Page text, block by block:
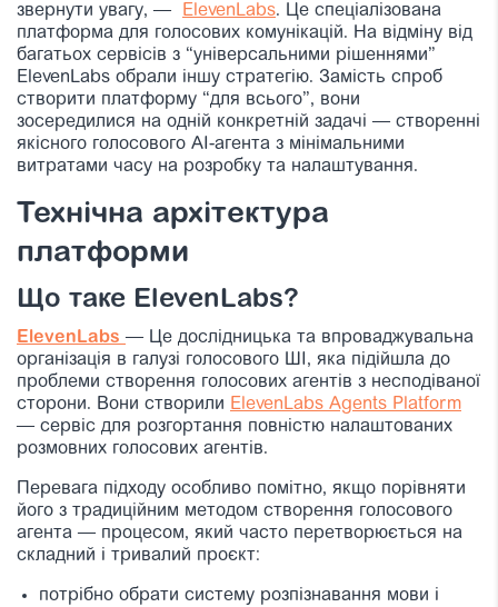
звернути увагу, — ElevenLabs. Це спеціалізована
платформа для голосових комунікацій. На відміну від
багатьох сервісів з “універсальними рішеннями”
ElevenLabs обрали іншу стратегію. Замість спроб
створити платформу “для всього”, вони
зосередилися на одній конкретній задачі — створенні
якісного голосового AI-агента з мінімальними
витратами часу на розробку та налаштування.
Технічна архітектура
платформи
Що таке ElevenLabs?
ElevenLabs — Це дослідницька та впроваджувальна
організація в галузі голосового ШІ, яка підійшла до
проблеми створення голосових агентів з несподіваної
сторони. Вони створили ElevenLabs Agents Platform
— сервіс для розгортання повністю налаштованих
розмовних голосових агентів.
Перевага підходу особливо помітно, якщо порівняти
його з традиційним методом створення голосового
агента — процесом, який часто перетворюється на
складний і тривалий проєкт:
потрібно обрати систему розпізнавання мови і